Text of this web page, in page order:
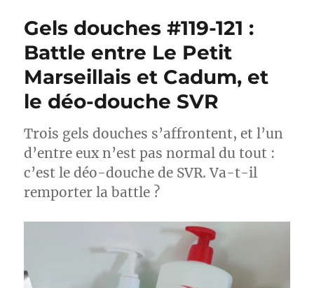
Gels douches #119-121 :
Battle entre Le Petit
Marseillais et Cadum, et
le déo-douche SVR
Trois gels douches s’affrontent, et l’un
d’entre eux n’est pas normal du tout :
c’est le déo-douche de SVR. Va-t-il
remporter la battle ?